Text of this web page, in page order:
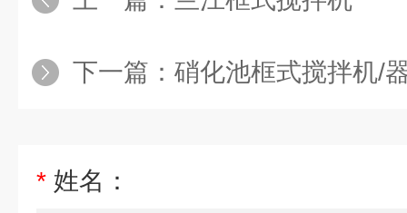
下一篇： 硝化池框式搅拌机/
* 姓名：